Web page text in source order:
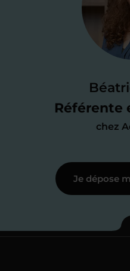
Référente
chez
test
des programmes
me mettre à jour
j’échange en
Étape 3
Je
Je dépose